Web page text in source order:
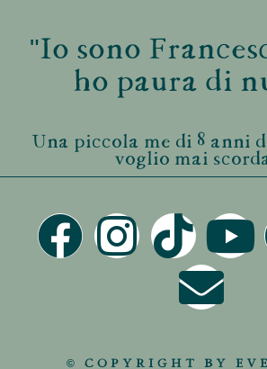
"Io sono
ho paura di
Una piccola me di 8 anni
voglio mai
© COPYRIGHT BY